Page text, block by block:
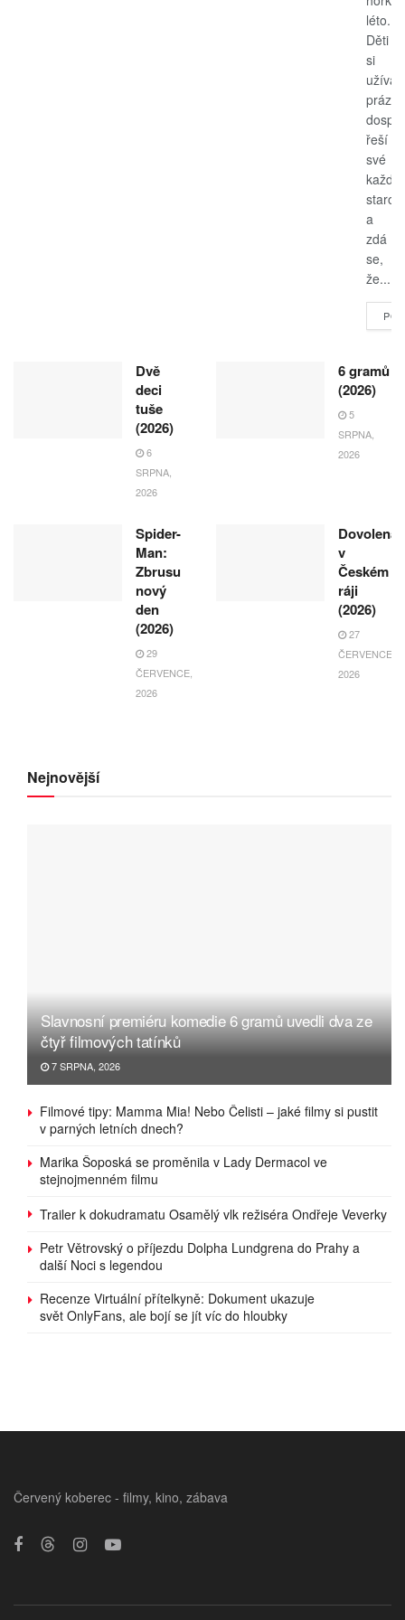
léto.
Děti
si
užívají
řeší
své
a
zdá
se,
že...
Dvě
deci
tuše
(2026)
6
SRPNA,
2026
6 gramů
(2026)
5
SRPNA,
2026
Spider-
Man:
Zbrusu
nový
den
(2026)
29
ČERVENCE,
2026
Dovolená
v
Českém
ráji
(2026)
27
ČERVENCE,
2026
Nejnovější
Slavnosní premiéru komedie 6 gramů uvedli dva ze
čtyř filmových tatínků
7 SRPNA, 2026
Filmové tipy: Mamma Mia! Nebo Čelisti – jaké filmy si pustit
v parných letních dnech?
Marika Šoposká se proměnila v Lady Dermacol ve
stejnojmenném filmu
Trailer k dokudramatu Osamělý vlk režiséra Ondřeje Veverky
Petr Větrovský o příjezdu Dolpha Lundgrena do Prahy a
další Noci s legendou
Recenze Virtuální přítelkyně: Dokument ukazuje
svět OnlyFans, ale bojí se jít víc do hloubky
Červený koberec - filmy, kino, zábava